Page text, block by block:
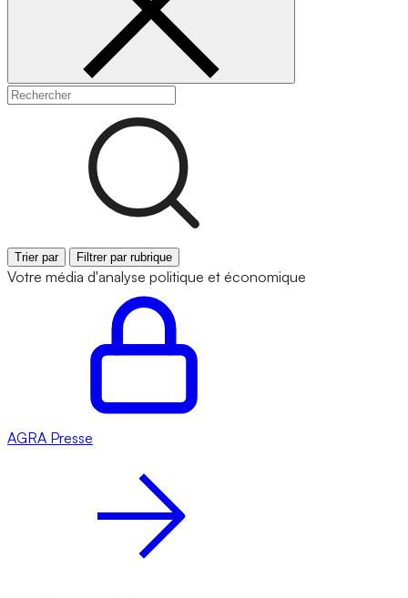
Trier par Filtrer par rubrique
Votre média d'analyse politique et économique
AGRA Presse